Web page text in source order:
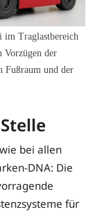
im Traglastbereich
Vorzügen der
Fußraum und der
bei allen
DNA: Die
für